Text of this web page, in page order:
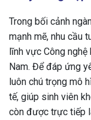
Trong bối cảnh
mạnh mẽ, nhu cầu
lĩnh vực Công
Nam. Để đáp ứng
luôn chú trọng mô
tế, giúp sinh viên
còn được trực tiếp